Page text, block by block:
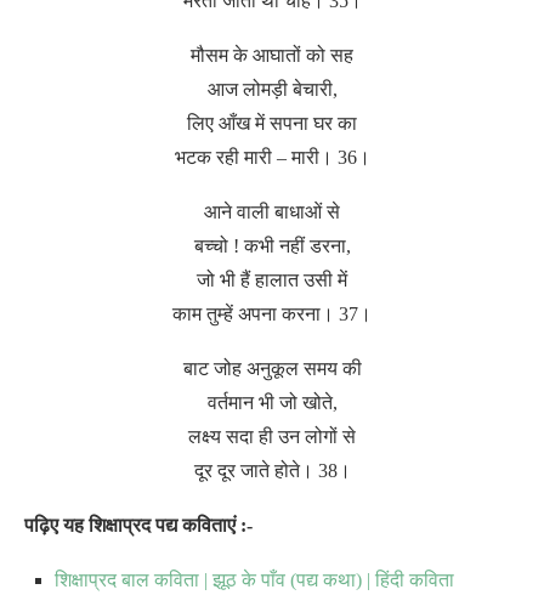
मौसम के आघातों को सह
आज लोमड़ी बेचारी,
लिए आँख में सपना घर का
भटक रही मारी – मारी। 36।
आने वाली बाधाओं से
बच्चो ! कभी नहीं डरना,
जो भी हैं हालात उसी में
काम तुम्हें अपना करना। 37।
बाट जोह अनुकूल समय की
वर्तमान भी जो खोते,
लक्ष्य सदा ही उन लोगों से
दूर दूर जाते होते। 38।
पढ़िए यह शिक्षाप्रद पद्य कविताएं :-
शिक्षाप्रद बाल कविता | झूठ के पाँव (पद्य कथा) | हिंदी कविता